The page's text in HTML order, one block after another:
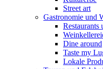
Street art
Gastronomie und
Restaurants
Dine around
Taste my
Lokale